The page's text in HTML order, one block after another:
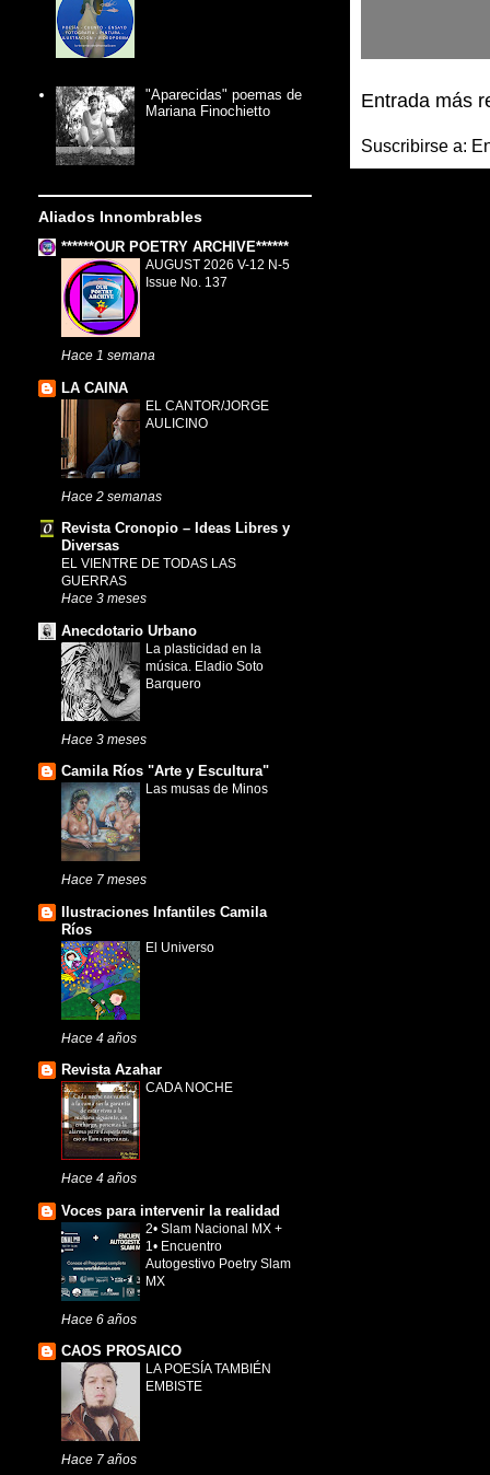
Entrada más
Suscribirse a:
"Aparecidas" poemas de
Mariana Finochietto
Aliados Innombrables
******OUR POETRY ARCHIVE******
AUGUST 2026 V-12 N-5
Issue No. 137
Hace 1 semana
LA CAINA
EL CANTOR/JORGE
AULICINO
Hace 2 semanas
Revista Cronopio – Ideas Libres y
Diversas
EL VIENTRE DE TODAS LAS
GUERRAS
Hace 3 meses
Anecdotario Urbano
La plasticidad en la
música. Eladio Soto
Barquero
Hace 3 meses
Camila Ríos "Arte y Escultura"
Las musas de Minos
Hace 7 meses
Ilustraciones Infantiles Camila
Ríos
El Universo
Hace 4 años
Revista Azahar
CADA NOCHE
Hace 4 años
Voces para intervenir la realidad
2• Slam Nacional MX +
1• Encuentro
Autogestivo Poetry Slam
MX
Hace 6 años
CAOS PROSAICO
LA POESÍA TAMBIÉN
EMBISTE
Hace 7 años